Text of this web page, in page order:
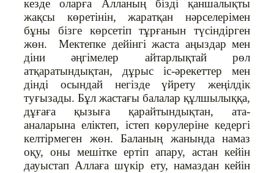
кезде оларға Алланың бізді қаншалықты
жақсы көретінін, жаратқан нәрселерімен
бұны бізге көрсетіп тұрғанын түсіндірген
жөн. Мектепке дейінгі жаста аңыздар мен
діни әңгімелер айтарлықтай рөл
атқаратындықтан, дұрыс іс-әрекеттер мен
дінді осындай негізде үйрету жеңілдік
туғызады. Бұл жастағы балалар құлшылыққа,
дұғаға қызыға қарайтындықтан, ата-
аналарына еліктеп, істеп көрулеріне кедергі
келтірмеген жөн. Баланың жанында намаз
оқу, оны мешітке ертіп апару, астан кейін
дауыстап Аллаға шүкір ету, намаздан кейін